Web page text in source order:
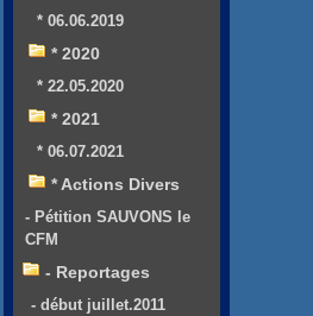
* 06.06.2019
* 2020
* 22.05.2020
* 2021
* 06.07.2021
* Actions Divers
- Pétition SAUVONS le
CFM
- Reportages
- début juillet.2011